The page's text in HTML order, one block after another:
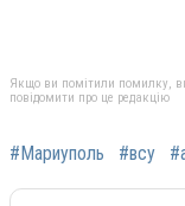
Якщо ви помітили помилку,
повідомити про це редакцію
#Мариуполь #всу